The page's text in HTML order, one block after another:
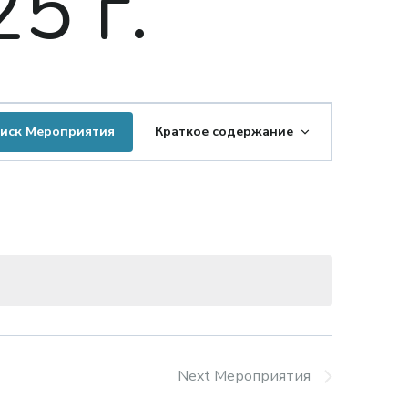
Мероприятия
просмотров
Краткое содержание
Next Мероприятия